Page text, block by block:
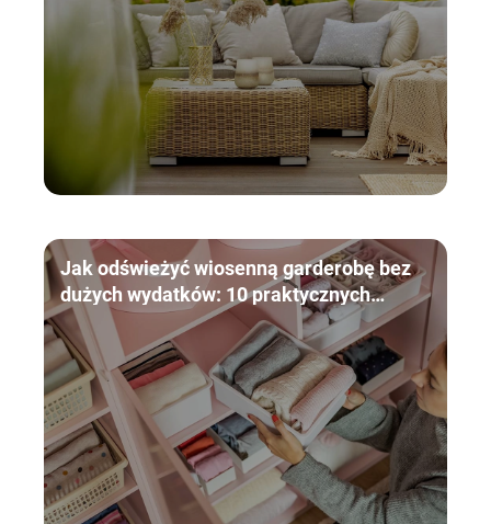
Jak odświeżyć wiosenną garderobę bez
dużych wydatków: 10 praktycznych
wskazówek